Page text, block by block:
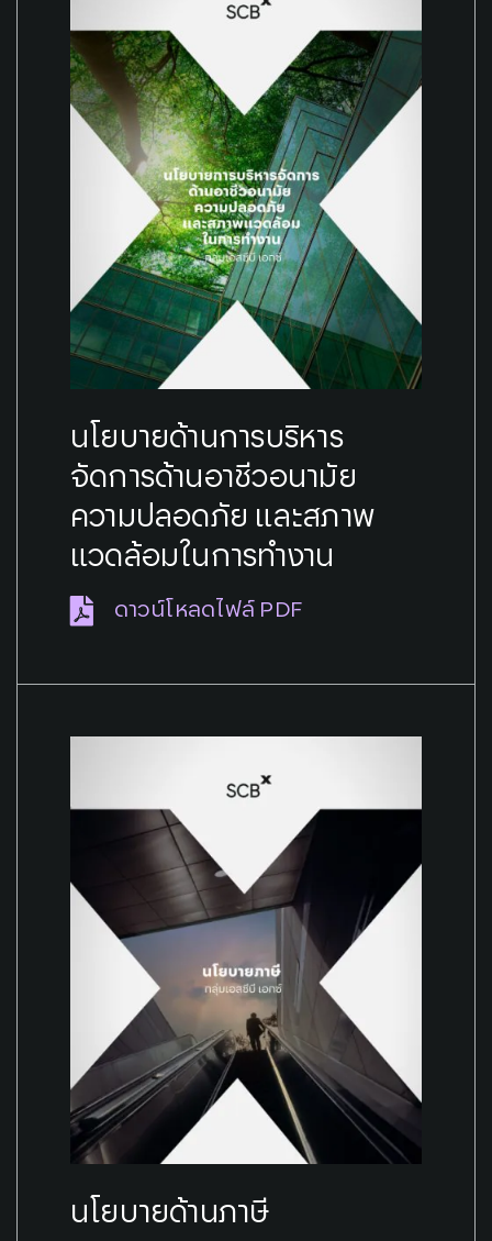
นโยบายด้านการบริหาร
จัดการด้านอาชีวอนามัย
ความปลอดภัย และสภาพ
แวดล้อมในการทำงาน
ดาวน์โหลดไฟล์ PDF
นโยบายด้านภาษี